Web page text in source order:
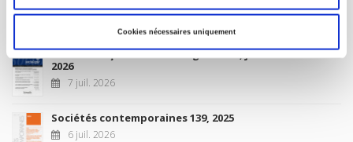
Cookies nécessaires uniquement
10 juil. 2026
Revue française de sociologie 66 3/4, juillet-décembre
2026
7 juil. 2026
Sociétés contemporaines 139, 2025
6 juil. 2026